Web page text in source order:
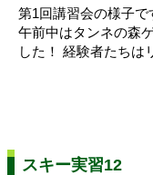
第1回講習会の様子で
午前中はタンネの森
した！ 経験者たちは
スキー実習12